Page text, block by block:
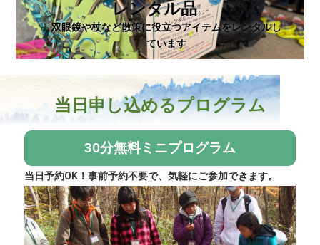
レンタル品
双眼鏡や杖など散策に役立つアイテムをレンタルし
ています
当日申し込めるプログラム
30分無料ミニプログラム
当日予約OK！事前予約不要で、気軽にご参加できます。